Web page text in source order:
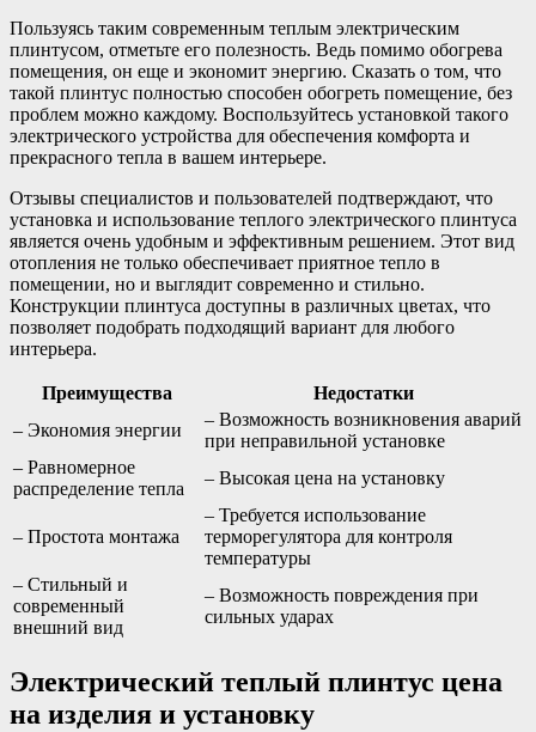
Пользуясь таким современным теплым электрическим
плинтусом, отметьте его полезность. Ведь помимо обогрева
помещения, он еще и экономит энергию. Сказать о том, что
такой плинтус полностью способен обогреть помещение, без
проблем можно каждому. Воспользуйтесь установкой такого
электрического устройства для обеспечения комфорта и
прекрасного тепла в вашем интерьере.
Отзывы специалистов и пользователей подтверждают, что
установка и использование теплого электрического плинтуса
является очень удобным и эффективным решением. Этот вид
отопления не только обеспечивает приятное тепло в
помещении, но и выглядит современно и стильно.
Конструкции плинтуса доступны в различных цветах, что
позволяет подобрать подходящий вариант для любого
интерьера.
Преимущества
Недостатки
– Экономия энергии
– Возможность возникновения аварий
при неправильной установке
– Равномерное
распределение тепла
– Высокая цена на установку
– Простота монтажа
– Требуется использование
терморегулятора для контроля
температуры
– Стильный и
современный
внешний вид
– Возможность повреждения при
сильных ударах
Электрический теплый плинтус цена
на изделия и установку